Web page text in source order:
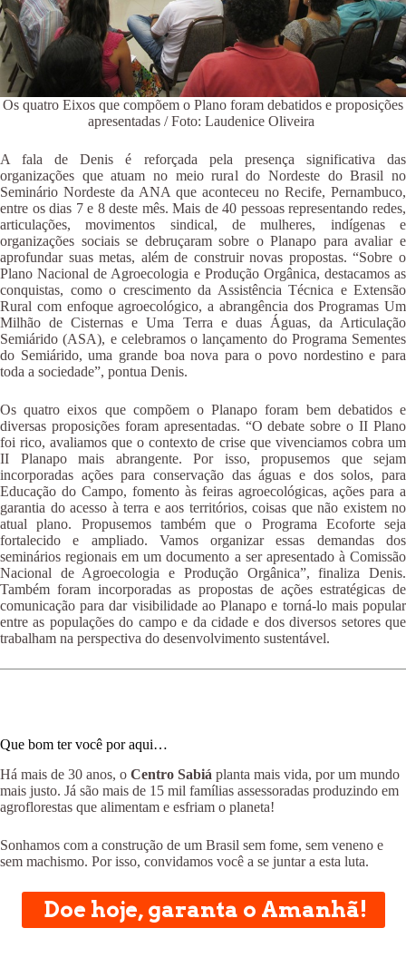
Os quatro Eixos que compõem o Plano foram debatidos e proposições
apresentadas / Foto: Laudenice Oliveira
A fala de Denis é reforçada pela presença significativa das
organizações que atuam no meio rural do Nordeste do Brasil no
Seminário Nordeste da ANA que aconteceu no Recife, Pernambuco,
entre os dias 7 e 8 deste mês. Mais de 40 pessoas representando redes,
articulações, movimentos sindical, de mulheres, indígenas e
organizações sociais se debruçaram sobre o Planapo para avaliar e
aprofundar suas metas, além de construir novas propostas. “Sobre o
Plano Nacional de Agroecologia e Produção Orgânica, destacamos as
conquistas, como o crescimento da Assistência Técnica e Extensão
Rural com enfoque agroecológico, a abrangência dos Programas Um
Milhão de Cisternas e Uma Terra e duas Águas, da Articulação
Semiárido (ASA), e celebramos o lançamento do Programa Sementes
do Semiárido, uma grande boa nova para o povo nordestino e para
toda a sociedade”, pontua Denis.
Os quatro eixos que compõem o Planapo foram bem debatidos e
diversas proposições foram apresentadas. “O debate sobre o II Plano
foi rico, avaliamos que o contexto de crise que vivenciamos cobra um
II Planapo mais abrangente. Por isso, propusemos que sejam
incorporadas ações para conservação das águas e dos solos, para
Educação do Campo, fomento às feiras agroecológicas, ações para a
garantia do acesso à terra e aos territórios, coisas que não existem no
atual plano. Propusemos também que o Programa Ecoforte seja
fortalecido e ampliado. Vamos organizar essas demandas dos
seminários regionais em um documento a ser apresentado à Comissão
Nacional de Agroecologia e Produção Orgânica”, finaliza Denis.
Também foram incorporadas as propostas de ações estratégicas de
comunicação para dar visibilidade ao Planapo e torná-lo mais popular
entre as populações do campo e da cidade e dos diversos setores que
trabalham na perspectiva do desenvolvimento sustentável.
Que bom ter você por aqui…
Há mais de 30 anos, o Centro Sabiá planta mais vida, por um mundo
mais justo. Já são mais de 15 mil famílias assessoradas produzindo em
agroflorestas que alimentam e esfriam o planeta!
Sonhamos com a construção de um Brasil sem fome, sem veneno e
sem machismo. Por isso, convidamos você a se juntar a esta luta.
Doe hoje, garanta o Amanhã!